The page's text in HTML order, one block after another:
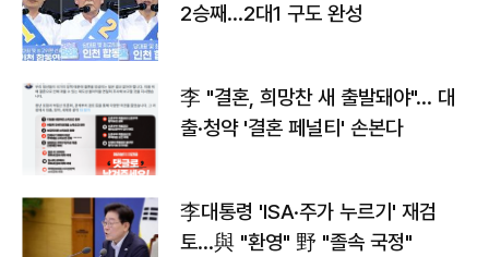
2승째…2대1 구도 완성
李 "결혼, 희망찬 새 출발돼야"… 대
출·청약 '결혼 페널티' 손본다
李대통령 'ISA·주가 누르기' 재검
토…與 "환영" 野 "졸속 국정"